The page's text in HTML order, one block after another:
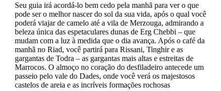
Seu guia irá acordá-lo bem cedo pela manhã para ver o que
pode ser o melhor nascer do sol da sua vida, após o qual você
poderá viajar de camelo até a vila de Merzouga, admirando a
beleza única das espetaculares dunas de Erg Chebbi – que
mudam com a luz à medida que o dia avança. Após o café da
manhã no Riad, você partirá para Rissani, Tinghir e as
gargantas de Todra – as gargantas mais altas e estreitas de
Marrocos. O almoço no coração do desfiladeiro antecede um
passeio pelo vale do Dades, onde você verá os majestosos
castelos de areia e as incríveis formações rochosas